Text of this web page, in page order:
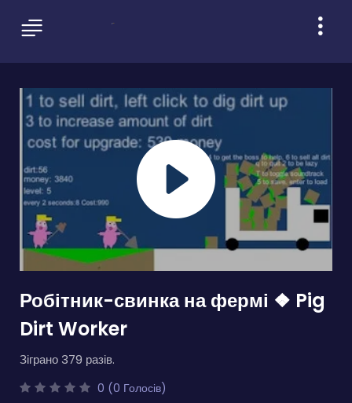
Робітник-свинка на фермі ❖ Pig
Dirt Worker
Зіграно 379 разів.
0 (0 Голосів)